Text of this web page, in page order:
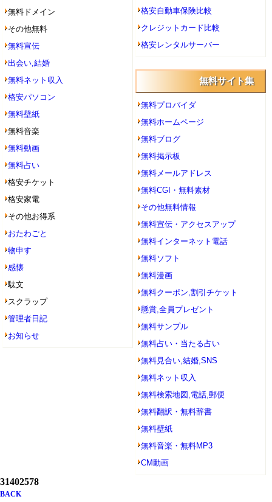
無料ドメイン
その他無料
無料宣伝
出会い,結婚
無料ネット収入
格安パソコン
無料壁紙
無料音楽
無料動画
無料占い
格安チケット
格安家電
その他お得系
おたわごと
物申す
感懐
駄文
スクラップ
管理者日記
お知らせ
格安自動車保険比較
クレジットカード比較
格安レンタルサーバー
無料サイト集
無料プロバイダ
無料ホームページ
無料ブログ
無料掲示板
無料メールアドレス
無料CGI・無料素材
その他無料情報
無料宣伝・アクセスアップ
無料インターネット電話
無料ソフト
無料漫画
無料クーポン,割引チケット
懸賞,全員プレゼント
無料サンプル
無料占い・当たる占い
無料見合い,結婚,SNS
無料ネット収入
無料検索地図,電話,郵便
無料翻訳・無料辞書
無料壁紙
無料音楽・無料MP3
CM動画
31402578
BACK